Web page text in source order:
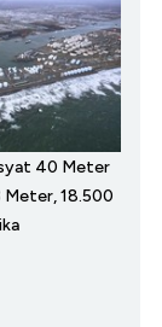
40 Meter
Meter, 18.500